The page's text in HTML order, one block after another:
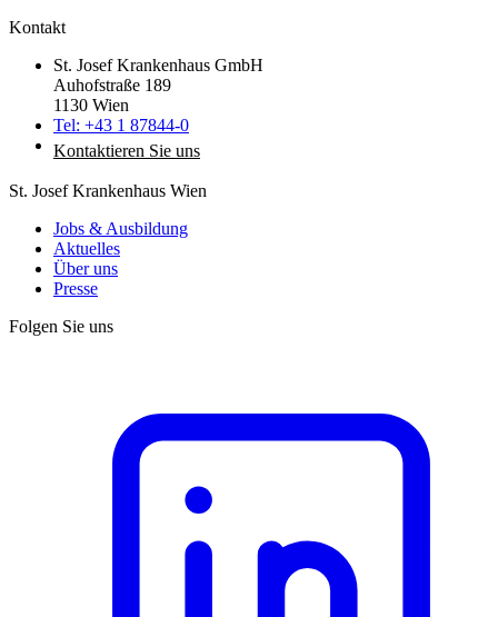
Kontakt
St. Josef Krankenhaus GmbH
Auhofstraße 189
1130 Wien
Tel: +43 1 87844-0
Kontaktieren Sie uns
St. Josef Krankenhaus Wien
Jobs & Ausbildung
Aktuelles
Über uns
Presse
Folgen Sie uns